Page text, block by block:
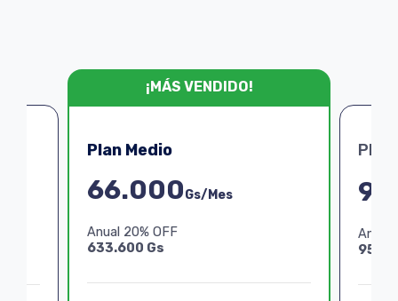
¡MÁS VENDIDO!
Plan Medio
66.000Gs/Mes
Anual 20% OFF
633.600 Gs
Plan
Anual